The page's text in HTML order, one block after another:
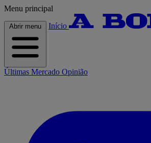
Menu principal
Abrir menu Início
Últimas Mercado Opinião